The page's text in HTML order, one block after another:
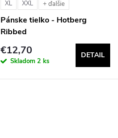
XL XXL + ďalšie
Pánske tielko - Hotberg
Ribbed
€12,70
Skladom 2 ks
DETAIL